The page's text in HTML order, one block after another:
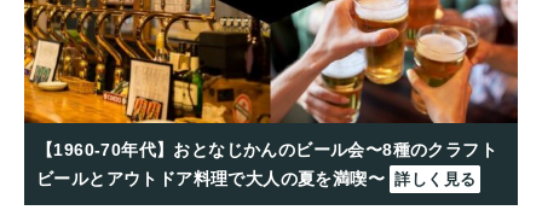
【1960-70年代】おとなじかんのビール会〜8種のクラフト
ビールとアウトドア料理で大人の夏を満喫〜 詳しく見る